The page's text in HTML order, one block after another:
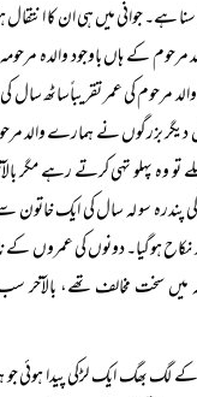
ہے۔ جوانی میں ہی ان کا
کے ہاں باوجود والدہ
مرحوم کی عمر تقریباًساٹھ سال کی
بزرگوں نے ہمارے والد
تو وہ پہلو تہی کرتے رہے مگر
سو لہ سال کی ایک خاتون
ہوگیا۔ دونوں کی عمروں
میں سخت مخالف تھے،
کے بعد ۱۹۱۱ء کے لگ بھگ ایک لڑکی